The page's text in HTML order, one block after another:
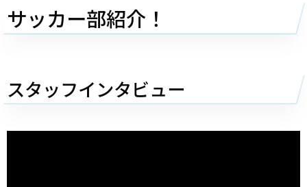
サッカー部紹介！
スタッフインタビュー